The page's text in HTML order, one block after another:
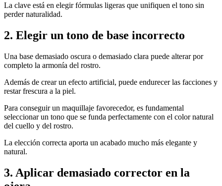
La clave está en elegir fórmulas ligeras que unifiquen el tono sin
perder naturalidad.
2. Elegir un tono de base incorrecto
Una base demasiado oscura o demasiado clara puede alterar por
completo la armonía del rostro.
Además de crear un efecto artificial, puede endurecer las facciones y
restar frescura a la piel.
Para conseguir un maquillaje favorecedor, es fundamental
seleccionar un tono que se funda perfectamente con el color natural
del cuello y del rostro.
La elección correcta aporta un acabado mucho más elegante y
natural.
3. Aplicar demasiado corrector en la